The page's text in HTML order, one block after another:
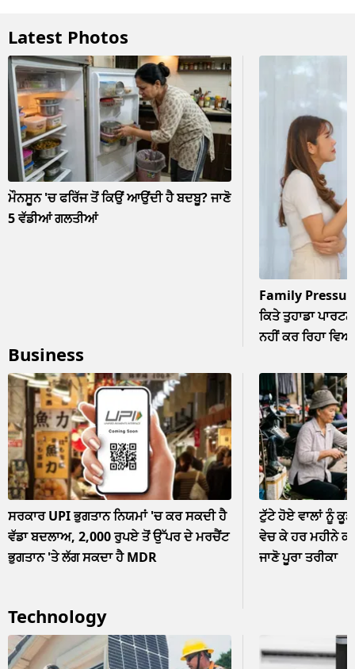
Latest Photos
ਮੌਨਸੂਨ 'ਚ ਫਰਿੱਜ ਤੋਂ ਕਿਉਂ ਆਉਂਦੀ ਹੈ ਬਦਬੂ? ਜਾਣੋ
5 ਵੱਡੀਆਂ ਗਲਤੀਆਂ
Family
ਕਿਤੇ ਤੁਹਾਡਾ
ਨਹੀਂ ਕਰ ਰਿਹਾ
Business
ਸਰਕਾਰ UPI ਭੁਗਤਾਨ ਨਿਯਮਾਂ 'ਚ ਕਰ ਸਕਦੀ ਹੈ
ਵੱਡਾ ਬਦਲਾਅ, 2,000 ਰੁਪਏ ਤੋਂ ਉੱਪਰ ਦੇ ਮਰਚੈਂਟ
ਭੁਗਤਾਨ 'ਤੇ ਲੱਗ ਸਕਦਾ ਹੈ MDR
ਟੁੱਟੇ ਹੋਏ ਵਾਲਾਂ ਨੂੰ
ਵੇਚ ਕੇ ਹਰ ਮਹੀਨੇ
ਜਾਣੋ ਪੂਰਾ ਤਰੀਕਾ
Technology